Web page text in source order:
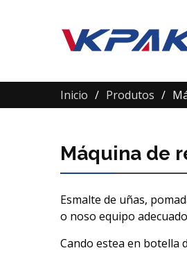
Inicio Produtos
Máquina de
Esmalte de uñas,
o noso equipo
Cando estea en botella